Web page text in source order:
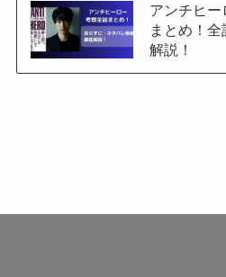
アンチヒ
まとめ！
解説！